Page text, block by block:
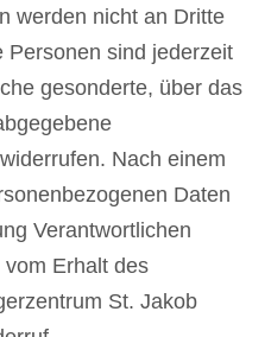
werden nicht an Dritte
Personen sind jederzeit
gesonderte, über das
Nach einem
Daten
Verantwortlichen
Erhalt des
St. Jakob